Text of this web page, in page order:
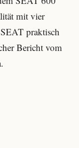
mit vier
praktisch
Bericht vom